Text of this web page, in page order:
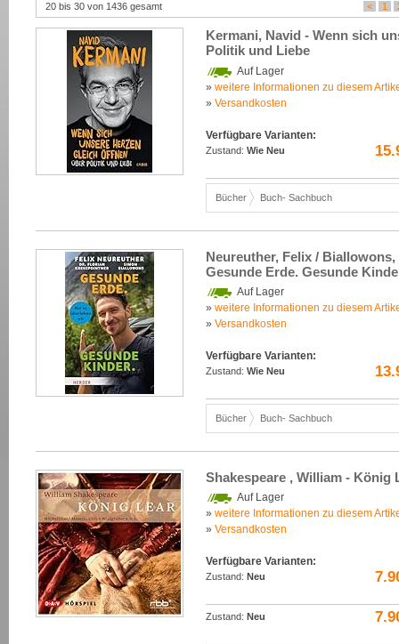
20 bis 30 von 1436 gesamt < 1
Kermani, Navid - Wenn sich
Politik und Liebe
Auf Lager
» weitere Informationen zu diesem
» Versandkosten
Verfügbare Varianten:
Zustand: Wie Neu
Bücher Buch- Sachbuch
Neureuther, Felix /
Gesunde Erde. Gesunde
Auf Lager
» weitere Informationen zu diesem
» Versandkosten
Verfügbare Varianten:
Zustand: Wie Neu
Bücher Buch- Sachbuch
Shakespeare , William - König
Auf Lager
» weitere Informationen zu diesem
» Versandkosten
Verfügbare Varianten:
Zustand: Neu
Zustand: Neu